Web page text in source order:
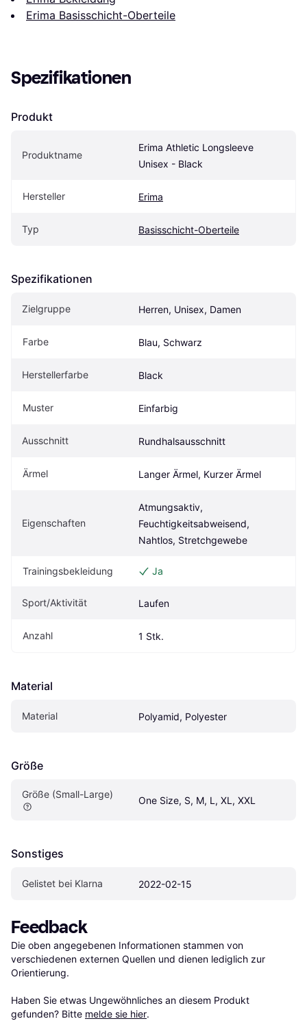
Erima Basisschicht-Oberteile
Spezifikationen
Produkt
Produktname
Erima Athletic Longsleeve
Unisex - Black
Hersteller Erima
Typ Basisschicht-Oberteile
Spezifikationen
Zielgruppe Herren, Unisex, Damen
Farbe Blau, Schwarz
Herstellerfarbe Black
Muster Einfarbig
Ausschnitt Rundhalsausschnitt
Ärmel Langer Ärmel, Kurzer Ärmel
Eigenschaften
Atmungsaktiv,
Feuchtigkeitsabweisend,
Nahtlos, Stretchgewebe
Trainingsbekleidung Ja
Sport/Aktivität Laufen
Anzahl 1 Stk.
Material
Material Polyamid, Polyester
Größe
Größe (Small-Large)
One Size, S, M, L, XL, XXL
Sonstiges
Gelistet bei Klarna 2022-02-15
Feedback
Die oben angegebenen Informationen stammen von
verschiedenen externen Quellen und dienen lediglich zur
Orientierung.
Haben Sie etwas Ungewöhnliches an diesem Produkt
gefunden? Bitte melde sie hier.